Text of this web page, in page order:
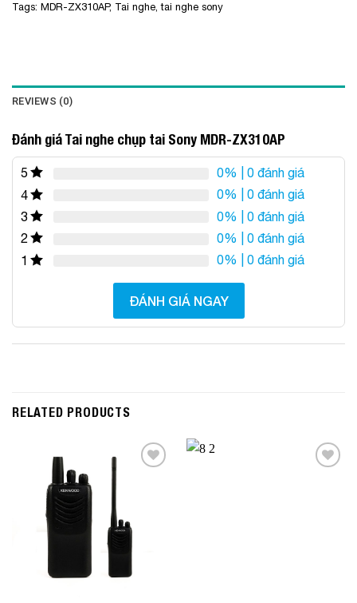
Tags: MDR-ZX310AP, Tai nghe,tai nghe sony
REVIEWS (0)
Đánh giá Tai nghe chụp tai Sony MDR-ZX310AP
5 0% | 0 đánh giá
4
0% | 0 đánh giá
3
0% | 0 đánh giá
2
0% | 0 đánh giá
1
0% | 0 đánh giá
ĐÁNH GIÁ NGAY
RELATED PRODUCTS